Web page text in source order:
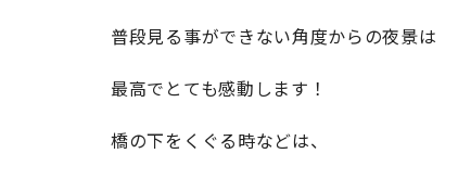
普段見る事ができない角度からの夜景は
最高でとても感動します！
橋の下をくぐる時などは、